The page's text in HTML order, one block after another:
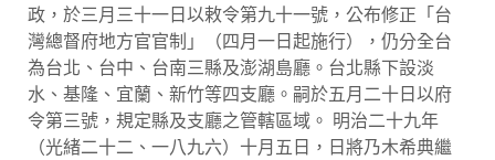
政，於三月三十一日以敕令第九十一號，公布修正「台
灣總督府地方官官制」（四月一日起施行），仍分全台
為台北、台中、台南三縣及澎湖島廳。台北縣下設淡
水、基隆、宜蘭、新竹等四支廳。嗣於五月二十日以府
令第三號，規定縣及支廳之管轄區域。 明治二十九年
（光緒二十二、一八九六）十月五日，日將乃木希典繼